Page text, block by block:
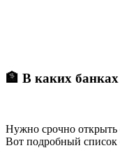
🏦 В каких
Нужно срочно открыть
Вот подробный список